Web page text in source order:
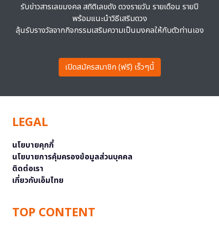
รับข่าวสารเลขมงคล สถิติเลขดัง ดวงรายวัน รายเดือน รายปี
พร้อมแนะนำวิธีเสริมดวง
ลุ้นรับรางวัลจากกิจกรรมเสริมความเป็นมงคลให้กับตัวท่านเอง
เปิดสมัครสมาชิก (ฟรี) เร็วๆนี้
LEGAL
นโยบายคุกกี้
นโยบายการคุ้มครองข้อมูลส่วนบุคคล
ติดต่อเรา
เกี่ยวกับเอ็มไทย
TOP CONTENT